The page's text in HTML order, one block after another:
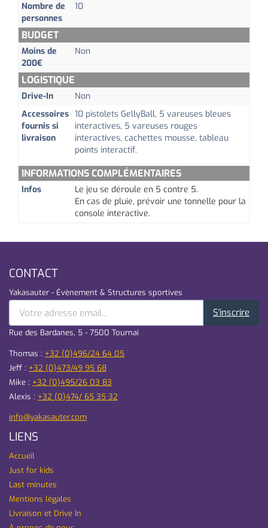
Nombre de
personnes
10
BUDGET
Moins de
200€
Non
LOGISTIQUE
Drive-In
Non
Accessoires
fournis si
livraison
10 pistolets GellyBall, 5 vareuses bleues
interactives, 5 vareuses rouges
interactives, cachettes mousse, tableau
points interactif.
INFORMATIONS COMPLÉMENTAIRES
Infos
Le jeu se déroule en 5 contre 5.
En cas de pluie, prévoir une tonnelle pour la
console interactive.
CONTACT
Yakasauter - Évènement & Structures sportives
S'inscrire
Rue des Bardanes, 5 - 7500 Tournai
Thomas : +32 (0)496/24 64 05
Jeff : +32 (0)473/49 95 68
Mike : +32 (0)495/26 03 83
Alexis : +32 (0)474/ 65 35 32
info@yakasauter.com
LIENS
Accueil
Just for kids
Last minutes
Mentions légales
Livraison et Drive In